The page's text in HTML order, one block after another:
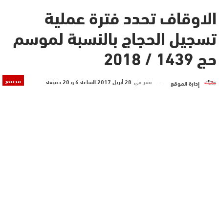
الاوقاف تحدد فترة عملية
تسجيل الحجاج بالنسبة لموسم
حج 1439 / 2018
مجتمع إدارة الموقع نشر في 28 أبريل 2017 الساعة 6 و 20 دقيقة